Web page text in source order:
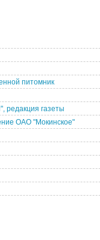
питомник
редакция газеты
ОАО "Мокинское"